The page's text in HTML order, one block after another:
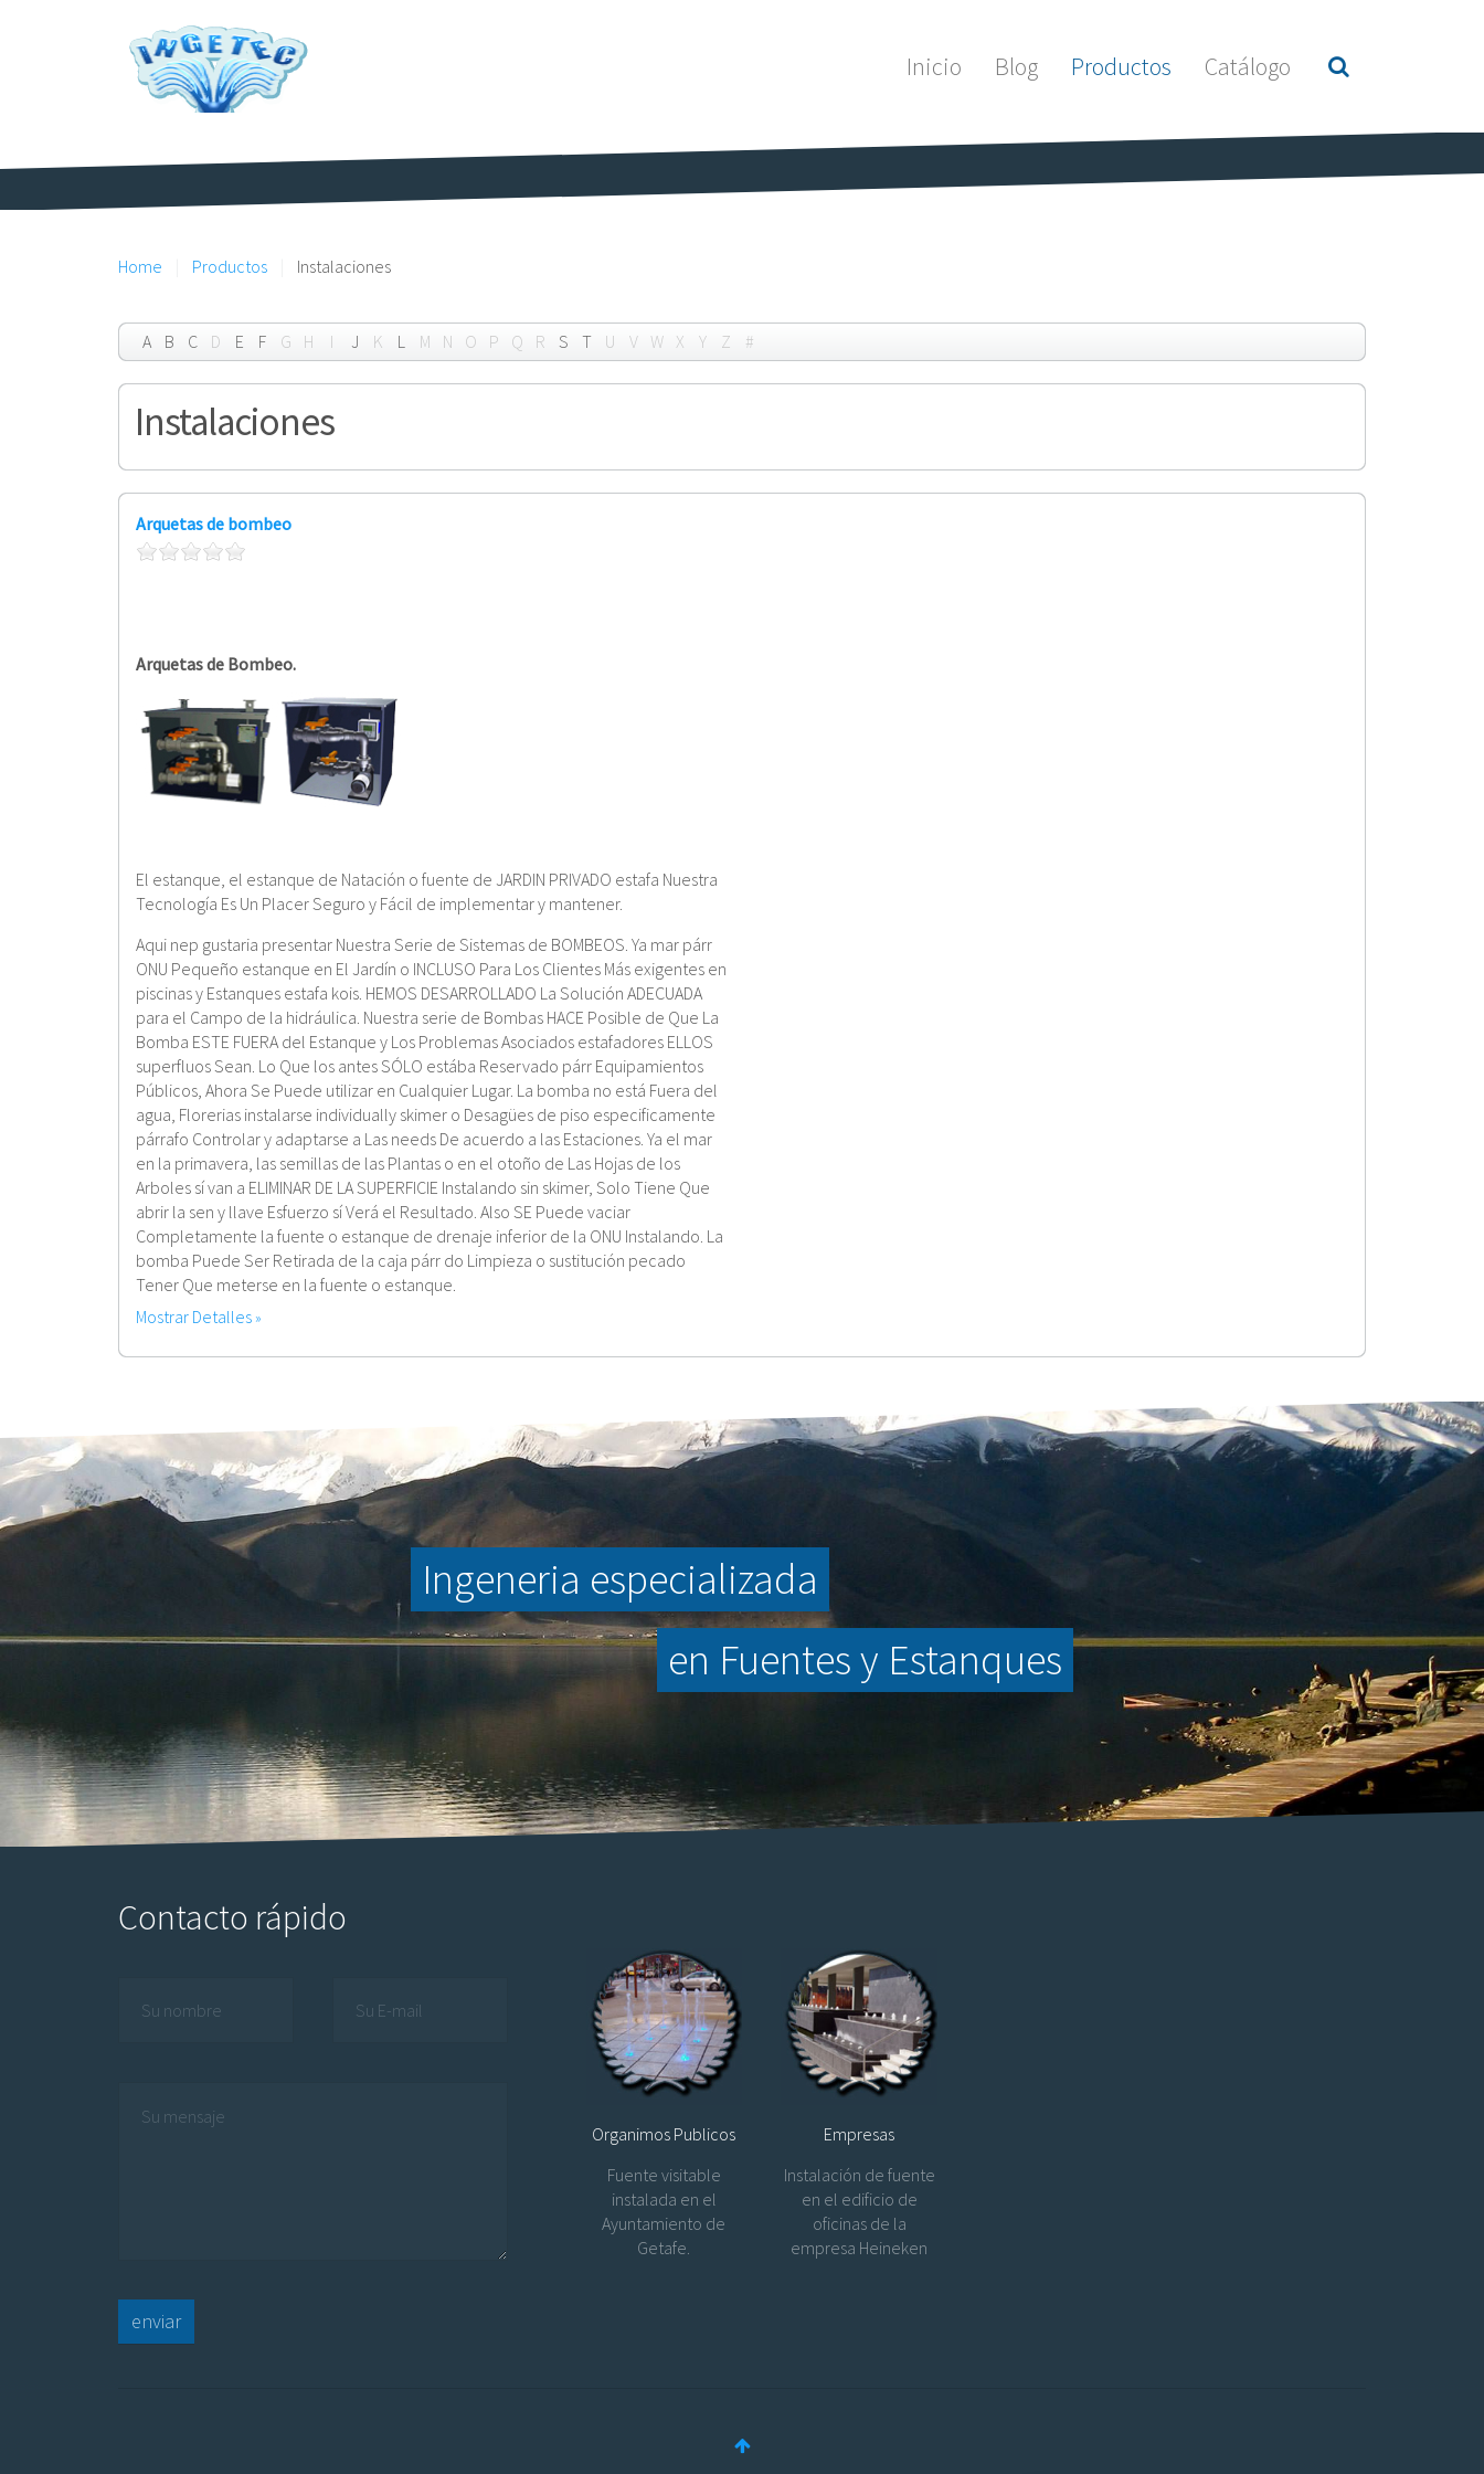
Inicio Blog Productos Catálogo
Home Productos Instalaciones
A B C D E F G H I J K L M N O P Q R S T U V W X Y Z #
Instalaciones
Arquetas de bombeo
Arquetas de Bombeo.
El estanque, el estanque de Natación o fuente de JARDIN PRIVADO estafa Nuestra
Tecnología Es Un Placer Seguro y Fácil de implementar y mantener.
Aqui nep gustaria presentar Nuestra Serie de Sistemas de BOMBEOS. Ya mar párr
ONU Pequeño estanque en El Jardín o INCLUSO Para Los Clientes Más exigentes en
piscinas y Estanques estafa kois. HEMOS DESARROLLADO La Solución ADECUADA
para el Campo de la hidráulica. Nuestra serie de Bombas HACE Posible de Que La
Bomba ESTE FUERA del Estanque y Los Problemas Asociados estafadores ELLOS
superfluos Sean. Lo Que los antes SÓLO estába Reservado párr Equipamientos
Públicos, Ahora Se Puede utilizar en Cualquier Lugar. La bomba no está Fuera del
agua, Florerias instalarse individually skimer o Desagües de piso especificamente
párrafo Controlar y adaptarse a Las needs De acuerdo a las Estaciones. Ya el mar
en la primavera, las semillas de las Plantas o en el otoño de Las Hojas de los
Arboles sí van a ELIMINAR DE LA SUPERFICIE Instalando sin skimer, Solo Tiene Que
abrir la sen y llave Esfuerzo sí Verá el Resultado. Also SE Puede vaciar
Completamente la fuente o estanque de drenaje inferior de la ONU Instalando. La
bomba Puede Ser Retirada de la caja párr do Limpieza o sustitución pecado
Tener Que meterse en la fuente o estanque.
Mostrar Detalles
Ingeneria especializada
en Fuentes y Estanques
Contacto rápido
enviar
Organimos Publicos
Fuente visitable
instalada en el
Ayuntamiento de
Getafe.
Empresas
Instalación de fuente
en el edificio de
oficinas de la
empresa Heineken